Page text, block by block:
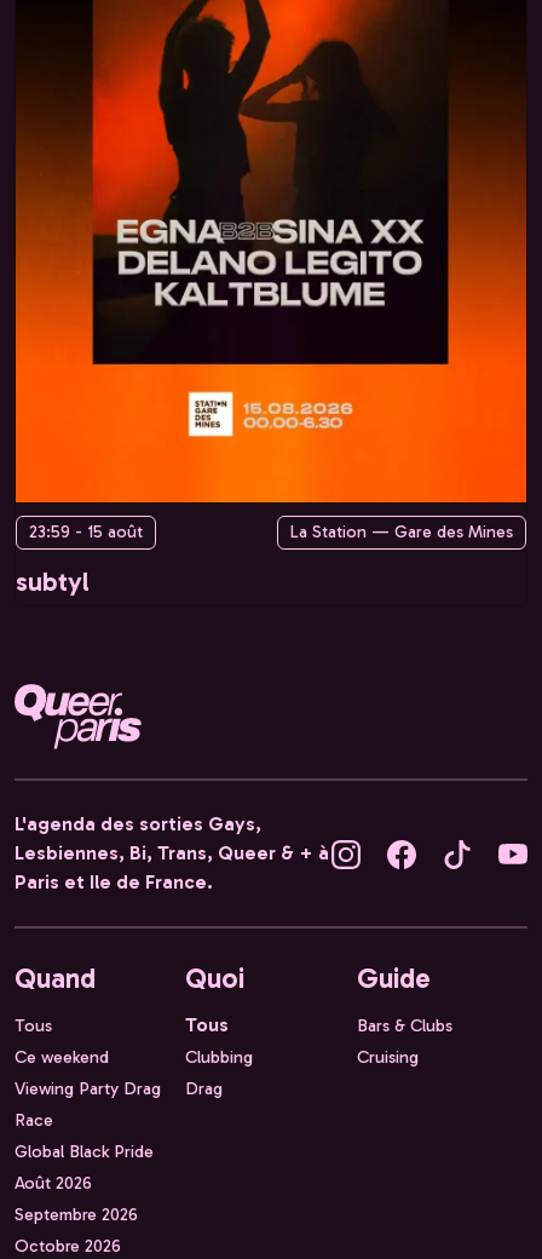
23:59 - 15 août La Station — Gare des Mines
subtyl
L'agenda des sorties Gays,
Lesbiennes, Bi, Trans, Queer & + à
Paris et Ile de France.
Quand
Tous
Ce weekend
Viewing Party Drag
Race
Global Black Pride
Août 2026
Septembre 2026
Octobre 2026
Quoi
Tous
Clubbing
Drag
Guide
Bars & Clubs
Cruising